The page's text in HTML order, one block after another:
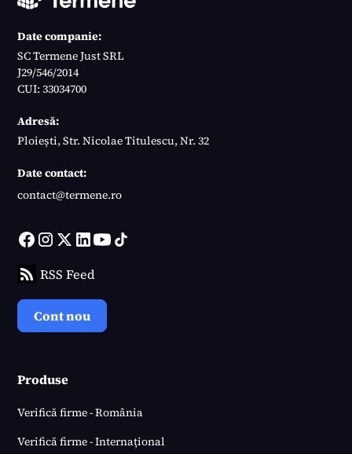
Date companie:
SC Termene Just SRL
J29/546/2014
CUI: 33034700
Adresă:
Ploiești, Str. Nicolae Titulescu, Nr. 32
Date contact:
contact@termene.ro
RSS Feed
Cont nou
Produse
Verifică firme - România
Verifică firme - Internațional